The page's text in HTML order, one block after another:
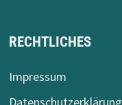
RECHTLICHES
Impressum